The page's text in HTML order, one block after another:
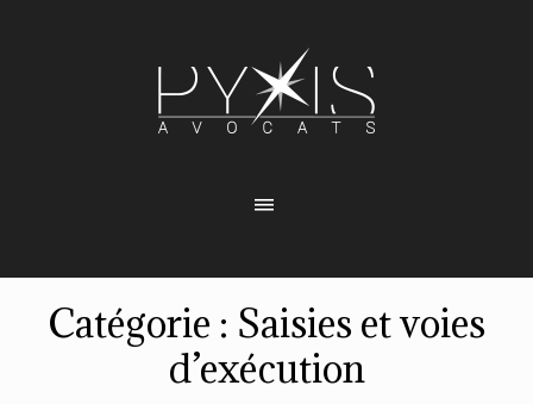
Catégorie : Saisies et voies
d’exécution